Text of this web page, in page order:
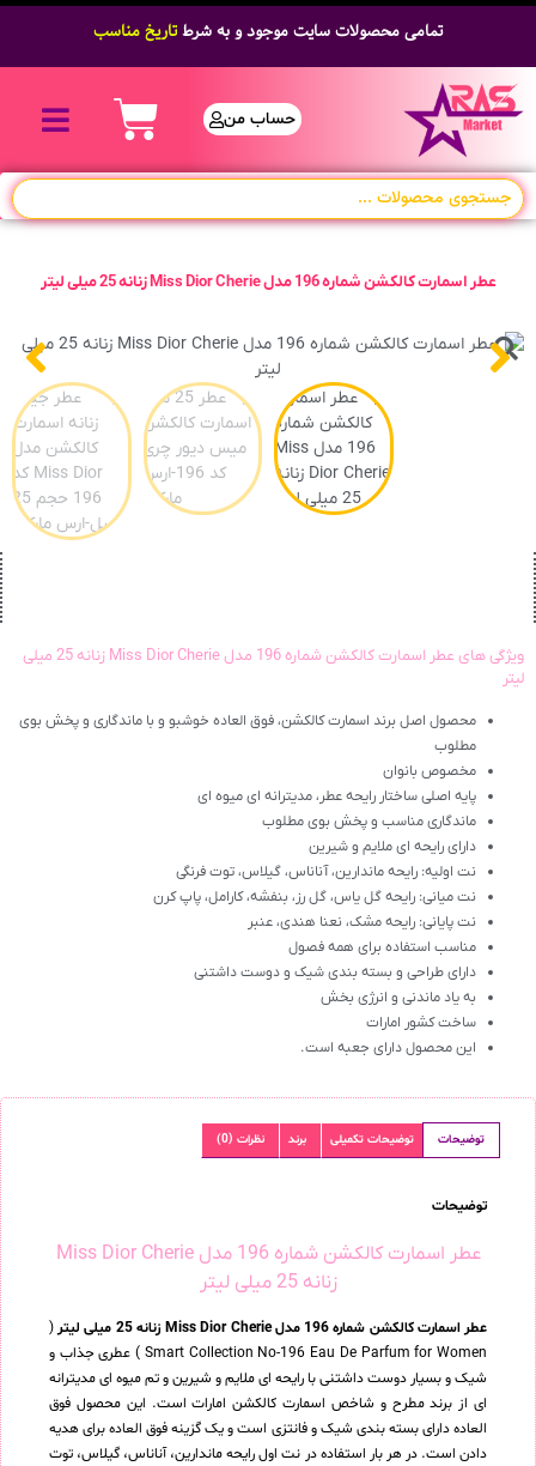
تمامی محصولات سایت موجود و به شرطتاریخ مناسب
حساب من
عطر اسمارت کالکشن شماره 196 مدل Miss Dior Cherie زنانه 25 میلی لیتر
ویژگی های عطر اسمارت کالکشن شماره 196 مدل Miss Dior Cherie زنانه 25 میلی
لیتر
محصول اصل برند اسمارت کالکشن، فوق العاده خوشبو و با ماندگاری و پخش بوی
مطلوب
مخصوص بانوان
پایه اصلی ساختار رایحه عطر، مدیترانه ای میوه ای
ماندگاری مناسب و پخش بوی مطلوب
دارای رایحه ای ملایم و شیرین
نت اولیه: رایحه ماندارین، آناناس، گیلاس، توت فرنگی
نت میانی: رایحه گل یاس، گل رز، بنفشه، کارامل، پاپ کرن
نت پایانی: رایحه مشک، نعنا هندی، عنبر
مناسب استفاده برای همه فصول
دارای طراحی و بسته بندی شیک و دوست داشتنی
به یاد ماندنی و انرژی بخش
ساخت کشور امارات
این محصول دارای جعبه است.
توضیحات توضیحات تکمیلی برند نظرات (0)
توضیحات
عطر اسمارت کالکشن شماره 196 مدل Miss Dior Cherie
زنانه 25 میلی لیتر
عطر اسمارت کالکشن شماره 196 مدل Miss Dior Cherie زنانه 25 میلی لیتر
(
Smart Collection No-196 Eau De Parfum for Women ) عطری جذاب و
شیک و بسیار دوست داشتنی با رایحه ای ملایم و شیرین و تم میوه ای مدیترانه
ای از برند مطرح و شاخص اسمارت کالکشن امارات است. این محصول فوق
العاده دارای بسته بندی شیک و فانتزی است و یک گزینه فوق العاده برای هدیه
دادن است. در هر بار استفاده در نت اول رایحه ماندارین، آناناس، گیلاس، توت